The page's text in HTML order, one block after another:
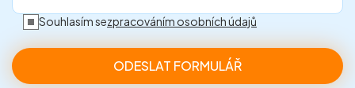
Souhlasím sezpracováním osobních údajů